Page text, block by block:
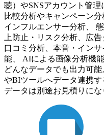
聴）やSNSアカウント管
比較分析やキャンペーン
インフルエンサー分析、
上防止・リスク分析、広
口コミ分析、本音・イン
能、 AIによる画像分析機
どんなデータでも出力可
やBIツールへデータ連携
データは別途お見積りにな